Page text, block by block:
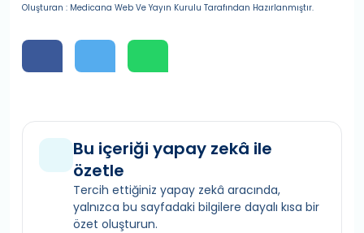
Oluşturan : Medicana Web Ve Yayın Kurulu Tarafından Hazırlanmıştır.
Bu içeriği yapay zekâ ile
özetle
Tercih ettiğiniz yapay zekâ aracında,
yalnızca bu sayfadaki bilgilere dayalı kısa bir
özet oluşturun.